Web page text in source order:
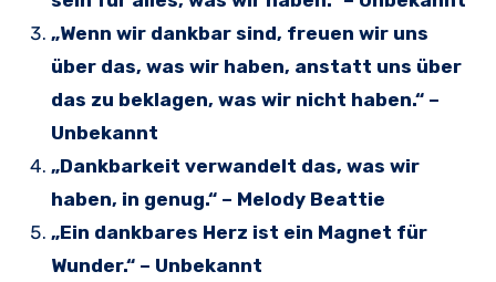
„Wenn wir dankbar sind, freuen wir uns
über das, was wir haben, anstatt uns über
das zu beklagen, was wir nicht haben.“ –
Unbekannt
„Dankbarkeit verwandelt das, was wir
haben, in genug.“ – Melody Beattie
„Ein dankbares Herz ist ein Magnet für
Wunder.“ – Unbekannt